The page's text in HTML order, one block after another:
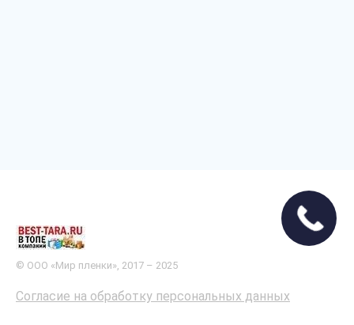
© ООО «Мир пленки», 2017 – 2025
Согласие на обработку персональных данных